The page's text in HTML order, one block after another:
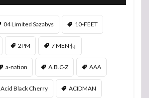
04 Limited Sazabys 10-FEET
2PM 7 MEN 侍
a-nation A.B.C-Z AAA
Acid Black Cherry ACIDMAN